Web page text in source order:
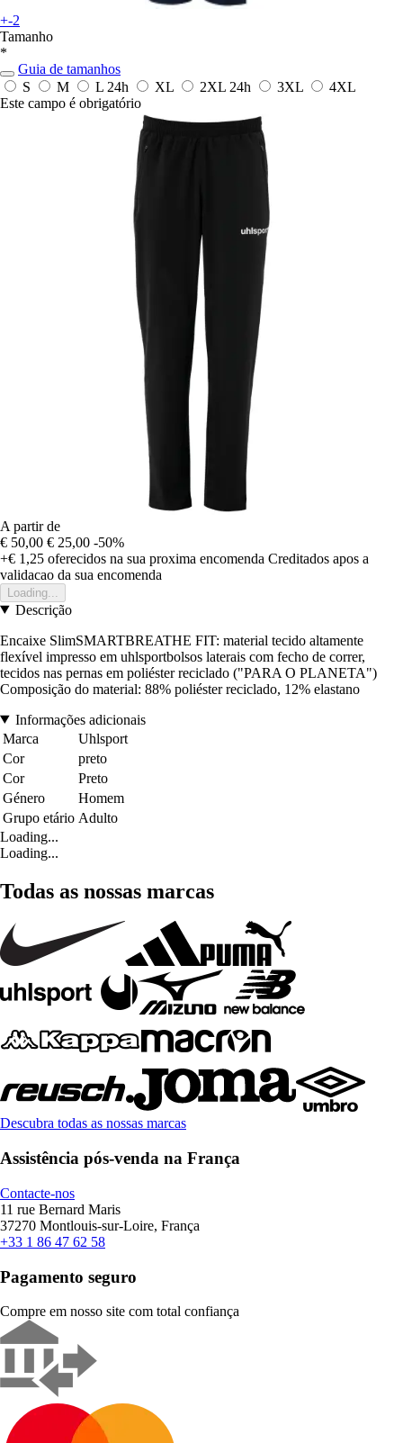
+-2
Tamanho
*
Guia de tamanhos
S
M L 24h XL 2XL 24h 3XL
4XL
Este campo é obrigatório
A partir de
€ 50,00 € 25,00 -50%
+€ 1,25 oferecidos na sua proxima encomenda Creditados apos a
validacao da sua encomenda
Loading...
Descrição
Encaixe SlimSMARTBREATHE FIT: material tecido altamente
flexível impresso em uhlsportbolsos laterais com fecho de correr,
tecidos nas pernas em poliéster reciclado ("PARA O PLANETA")
Composição do material: 88% poliéster reciclado, 12% elastano
Informações adicionais
Marca
Uhlsport
Cor
preto
Cor
Preto
Género
Homem
Grupo etário Adulto
Loading...
Loading...
Todas as nossas marcas
Descubra todas as nossas marcas
Assistência pós-venda na França
Contacte-nos
11 rue Bernard Maris
37270 Montlouis-sur-Loire, França
+33 1 86 47 62 58
Pagamento seguro
Compre em nosso site com total confiança